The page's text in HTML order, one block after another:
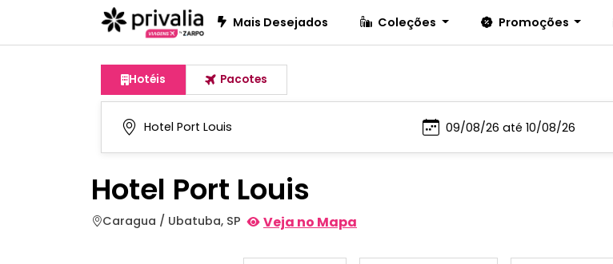
Mais Desejados Coleções Promoções
Hotéis Pacotes
Hotel Port Louis
Caragua / Ubatuba, SP Veja no Mapa